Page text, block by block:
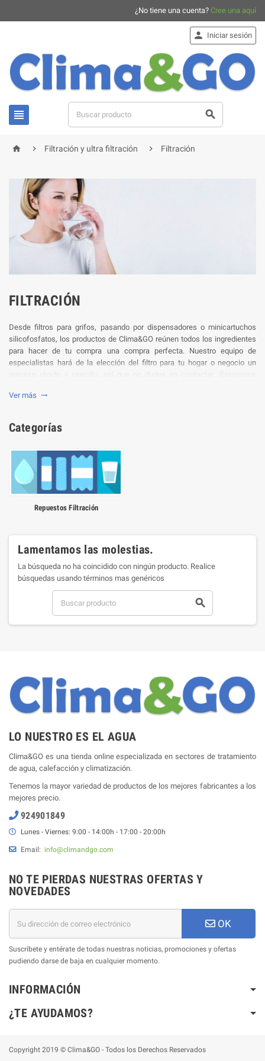
¿No tiene una cuenta? Cree una aquí
 
 Iniciar sesión
  Filtración y ultra filtración  Filtración
FILTRACIÓN
Desde filtros para grifos, pasando por dispensadores o minicartuchos
silicofosfatos, los productos de Clima&GO reúnen todos los ingredientes
para hacer de tu compra una compra perfecta. Nuestro equipo de
especialistas hará de la elección del filtro para tu hogar o negocio un
Ver más

Categorías
Repuestos Filtración
Lamentamos las molestias.
La búsqueda no ha coincidido con ningún producto. Realice
búsquedas usando términos mas genéricos

LO NUESTRO ES EL AGUA
Clima&GO es una tienda online especializada en sectores de tratamiento
de agua, calefacción y climatización.
Tenemos la mayor variedad de productos de los mejores fabricantes a los
mejores precio.
924901849
Lunes - Viernes: 9:00 - 14:00h - 17:00 - 20:00h
Email: info@climandgo.com
NO TE PIERDAS NUESTRAS OFERTAS Y
NOVEDADES
OK
Suscríbete y entérate de todas nuestras noticias, promociones y ofertas
pudiendo darse de baja en cualquier momento.
INFORMACIÓN
¿TE AYUDAMOS?
Copyright 2019 © Clima&GO - Todos los Derechos Reservados